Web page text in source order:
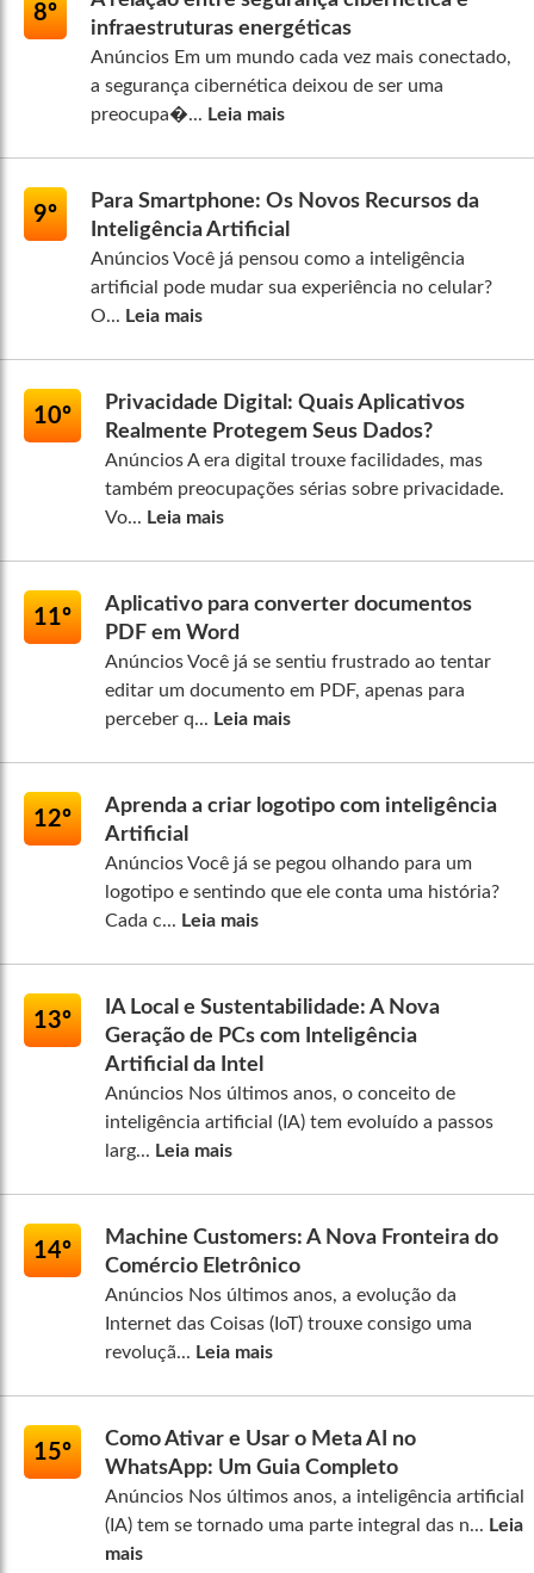
8º
infraestruturas energéticas
Anúncios Em um mundo cada vez mais conectado,
a segurança cibernética deixou de ser uma
preocupa�... Leia mais
9º
Para Smartphone: Os Novos Recursos da
Inteligência Artificial
Anúncios Você já pensou como a inteligência
artificial pode mudar sua experiência no celular?
O... Leia mais
10º
Privacidade Digital: Quais Aplicativos
Realmente Protegem Seus Dados?
Anúncios A era digital trouxe facilidades, mas
também preocupações sérias sobre privacidade.
Vo... Leia mais
11º
Aplicativo para converter documentos
PDF em Word
Anúncios Você já se sentiu frustrado ao tentar
editar um documento em PDF, apenas para
perceber q... Leia mais
12º
Aprenda a criar logotipo com inteligência
Artificial
Anúncios Você já se pegou olhando para um
logotipo e sentindo que ele conta uma história?
Cada c... Leia mais
13º
IA Local e Sustentabilidade: A Nova
Geração de PCs com Inteligência
Artificial da Intel
Anúncios Nos últimos anos, o conceito de
inteligência artificial (IA) tem evoluído a passos
larg... Leia mais
14º
Machine Customers: A Nova Fronteira do
Comércio Eletrônico
Anúncios Nos últimos anos, a evolução da
Internet das Coisas (IoT) trouxe consigo uma
revoluçã... Leia mais
15º
Como Ativar e Usar o Meta AI no
WhatsApp: Um Guia Completo
Anúncios Nos últimos anos, a inteligência artificial
(IA) tem se tornado uma parte integral das n... Leia
mais